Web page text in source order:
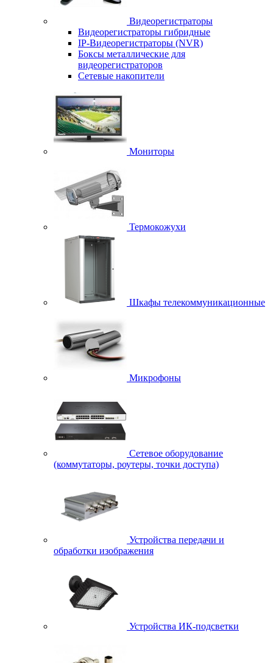
Видеорегистраторы
Видеорегистраторы гибридные
IP-Видеорегистраторы (NVR)
Боксы металлические для
видеорегистраторов
Сетевые накопители
Мониторы
Термокожухи
Шкафы телекоммуникационные
Микрофоны
Сетевое оборудование
(коммутаторы, роутеры, точки доступа)
Устройства передачи и
обработки изображения
Устройства ИК-подсветки